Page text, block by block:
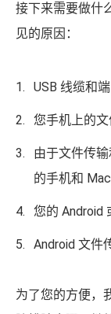
接下来需要做什
见的原因：
USB 线缆和
您手机上的文
由于文件传
的手机和
您的 Android
Android 文件
为了您的方便，